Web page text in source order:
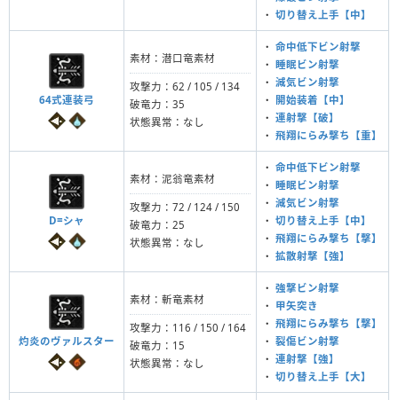
・ 切り替え上手【中】
64式連装弓
素材：潜口竜素材
攻撃力：62 / 105 / 134
破竜力：35
状態異常：なし
・ 命中低下ビン射撃
・ 睡眠ビン射撃
・ 減気ビン射撃
・
開始装着【中】
・ 連射撃【破】
・ 飛翔にらみ撃ち【重】
D=シャ
素材：泥翁竜素材
攻撃力：72 / 124 / 150
破竜力：25
状態異常：なし
・ 命中低下ビン射撃
・ 睡眠ビン射撃
・ 減気ビン射撃
・ 切り替え上手【中】
・ 飛翔にらみ撃ち【撃】
・ 拡散射撃【強】
灼炎のヴァルスター
素材：斬竜素材
攻撃力：116 / 150 / 164
破竜力：15
状態異常：なし
・ 強撃ビン射撃
・ 甲矢突き
・ 飛翔にらみ撃ち【撃】
・ 裂傷ビン射撃
・ 連射撃【強】
・ 切り替え上手【大】